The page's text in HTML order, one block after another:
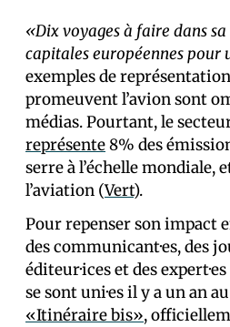
«Dix voyages à faire dans
capitales européennes pour
exemples de
promeuvent l’avion sont
médias. Pourtant, le
représente8% des
serre à l’échelle mondiale,
l’aviation (Vert).
Pour repenser son impact
des communicant·es, des
éditeur·ices et des
se sont uni·es il y a un an
«Itinéraire bis»,